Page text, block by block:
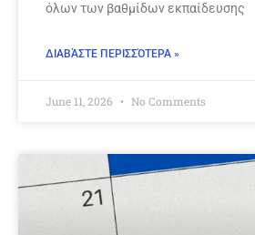
όλων των βαθμίδων εκπαίδευσης
ΔΙΑΒΆΣΤΕ ΠΕΡΙΣΣΌΤΕΡΑ »
June 11, 2026 No Comments